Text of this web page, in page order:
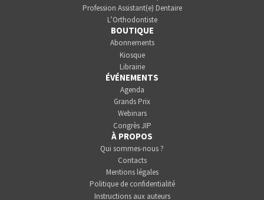
Profession Assistant(e) Dentaire
L’Orthodontiste
BOUTIQUE
Abonnements
Kiosque
Librairie
ÉVÉNEMENTS
Agenda
Grands Prix
Webinars
Congrès JIP
À PROPOS
Qui sommes-nous ?
Contacts
Mentions légales
Politique de confidentialité
Instructions aux auteurs